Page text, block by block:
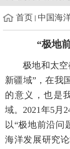
首页 中国海
“极地
极地和太
新疆域”，在我
的意义，也是
域。2021年5月
以“极地前沿问
海洋发展研究